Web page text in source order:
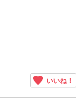
いいね！